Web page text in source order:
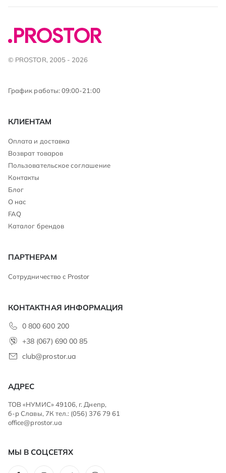
© PROSTOR, 2005 - 2026
График работы: 09:00-21:00
КЛИЕНТАМ
Оплата и доставка
Возврат товаров
Пользовательское соглашение
Контакты
Блог
О нас
FAQ
Каталог брендов
ПАРТНЕРАМ
Сотрудничество с Prostor
КОНТАКТНАЯ ИНФОРМАЦИЯ
0 800 600 200
+38 (067) 690 00 85
club@prostor.ua
АДРЕС
ТОВ «НУМИС» 49106, г. Днепр,
б-р Славы, 7К тел.: (056) 376 79 61
office@prostor.ua
МЫ В СОЦСЕТЯХ